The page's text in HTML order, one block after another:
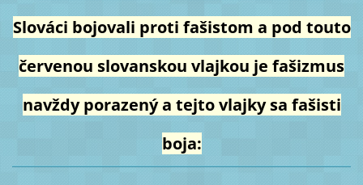
Slováci bojovali proti fašistom a pod touto
červenou slovanskou vlajkou je fašizmus
navždy porazený a tejto vlajky sa fašisti
boja: